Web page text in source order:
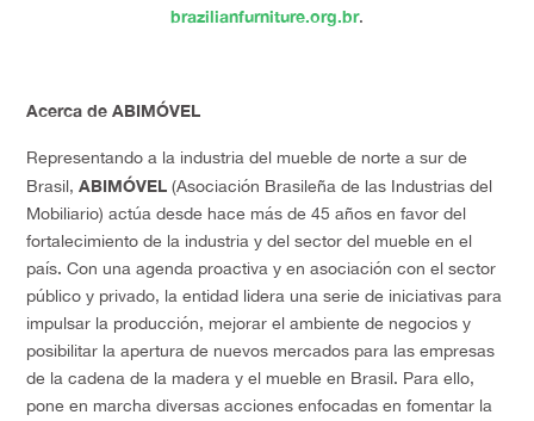
brazilianfurniture.org.br.
Acerca de ABIMÓVEL
Representando a la industria del mueble de norte a sur de
Brasil, ABIMÓVEL (Asociación Brasileña de las Industrias del
Mobiliario) actúa desde hace más de 45 años en favor del
fortalecimiento de la industria y del sector del mueble en el
país. Con una agenda proactiva y en asociación con el sector
público y privado, la entidad lidera una serie de iniciativas para
impulsar la producción, mejorar el ambiente de negocios y
posibilitar la apertura de nuevos mercados para las empresas
de la cadena de la madera y el mueble en Brasil. Para ello,
pone en marcha diversas acciones enfocadas en fomentar la